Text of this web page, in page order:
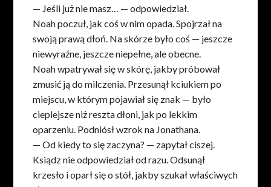
— Jeśli już nie masz… — odpowiedział.
Noah poczuł, jak coś w nim opada. Spojrzał na
swoją prawą dłoń. Na skórze było coś — jeszcze
niewyraźne, jeszcze niepełne, ale obecne.
Noah wpatrywał się w skórę, jakby próbował
zmusić ją do milczenia. Przesunął kciukiem po
miejscu, w którym pojawiał się znak — było
cieplejsze niż reszta dłoni, jak po lekkim
oparzeniu. Podniósł wzrok na Jonathana.
— Od kiedy to się zaczyna? — zapytał ciszej.
Ksiądz nie odpowiedział od razu. Odsunął
krzesło i oparł się o stół, jakby szukał właściwych